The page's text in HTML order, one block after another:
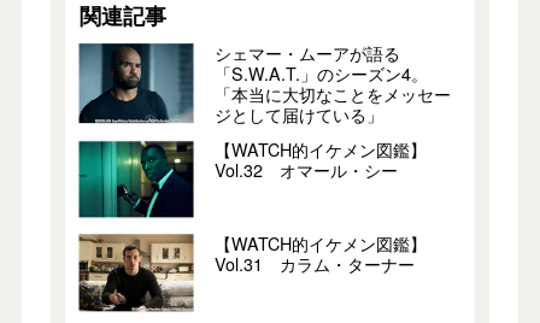
関連記事
シェマー・ムーアが語る
「S.W.A.T.」のシーズン4。
「本当に大切なことをメッセー
ジとして届けている」
【WATCH的イケメン図鑑】
Vol.32 オマール・シー
【WATCH的イケメン図鑑】
Vol.31 カラム・ターナー